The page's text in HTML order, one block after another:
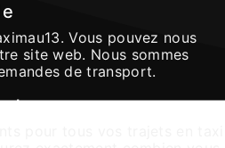
Vous pouvez nous
site web. Nous sommes
de transport.